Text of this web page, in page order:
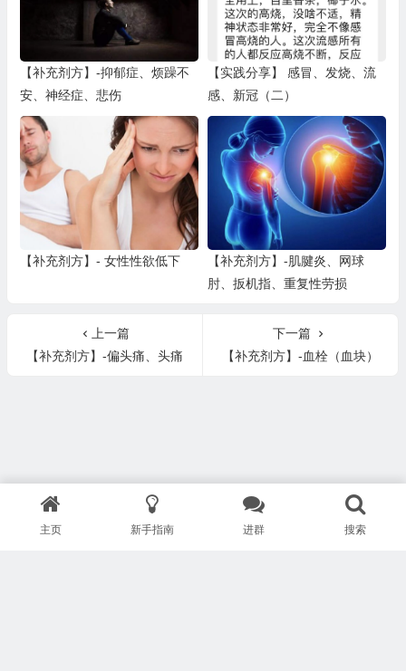
【补充剂方】-抑郁症、烦躁不
安、神经症、悲伤
【实践分享】 感冒、发烧、流
感、新冠（二）
【补充剂方】- 女性性欲低下
【补充剂方】-肌腱炎、网球
肘、扳机指、重复性劳损
上一篇
【补充剂方】-偏头痛、头痛
下一篇
【补充剂方】-血栓（血块）
主页 新手指南 进群 搜索